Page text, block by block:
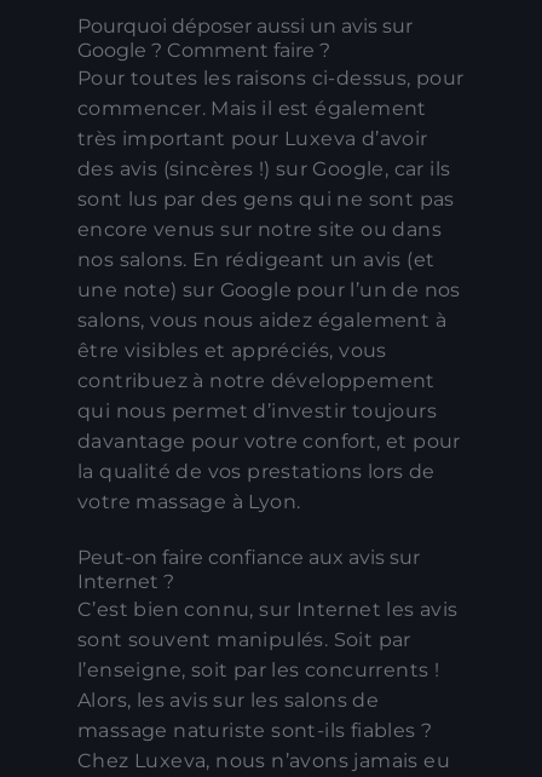
Pourquoi déposer aussi un avis sur
Google ? Comment faire ?
Pour toutes les raisons ci-dessus, pour
commencer. Mais il est également
très important pour Luxeva d’avoir
des avis (sincères !) sur Google, car ils
sont lus par des gens qui ne sont pas
encore venus sur notre site ou dans
nos salons. En rédigeant un avis (et
une note) sur Google pour l’un de nos
salons, vous nous aidez également à
être visibles et appréciés, vous
contribuez à notre développement
qui nous permet d’investir toujours
davantage pour votre confort, et pour
la qualité de vos prestations lors de
votre massage à Lyon.
Peut-on faire confiance aux avis sur
Internet ?
C’est bien connu, sur Internet les avis
sont souvent manipulés. Soit par
l’enseigne, soit par les concurrents !
Alors, les avis sur les salons de
massage naturiste sont-ils fiables ?
Chez Luxeva, nous n’avons jamais eu